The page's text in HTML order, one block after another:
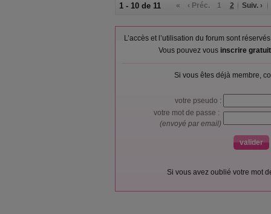
1 - 10 de 11 « ‹ Préc. 1 2 Suiv. ›
L’accès et l’utilisation du forum sont
Vous pouvez vous inscrire
Si vous êtes déjà membre,
votre pseudo :
votre mot de passe :
(envoyé par email)
Si vous avez oublié votre mot